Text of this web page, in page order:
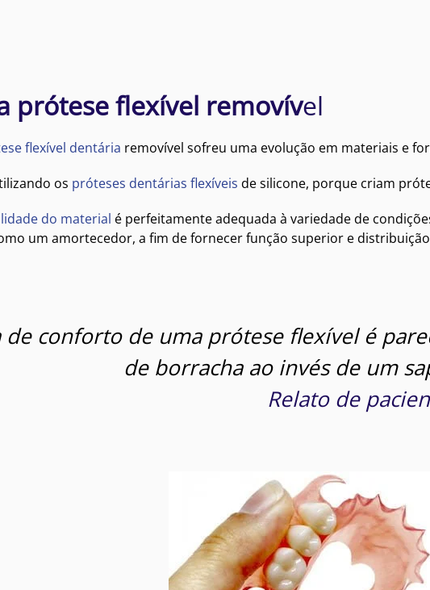
prótese flexível removível
flexível dentária removível sofreu uma evolução em materiais e
os próteses dentárias flexíveis de silicone, porque criam
do material é perfeitamente adequada à variedade de
um amortecedor, a fim de fornecer função superior e
de conforto de uma prótese flexível é
de borracha ao invés de um
Relato de